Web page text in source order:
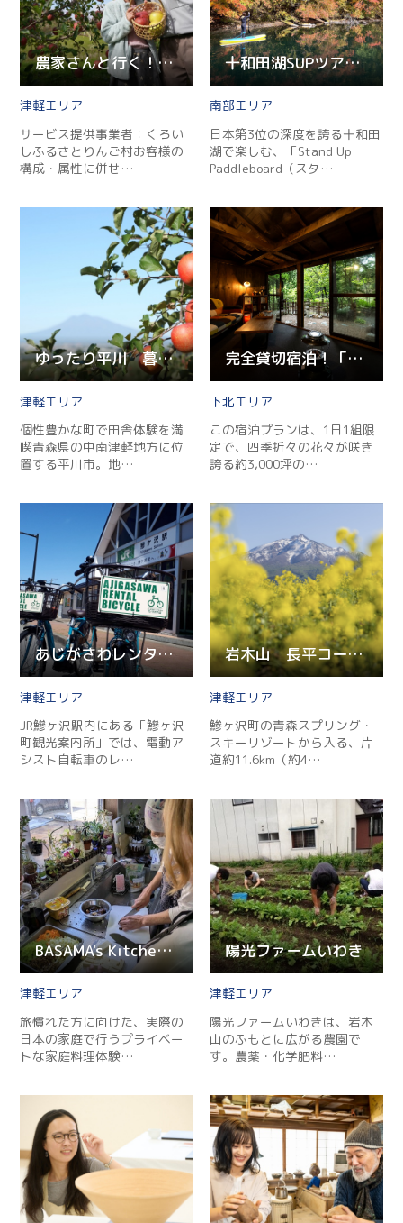
農家さんと行く！りんご収穫体験とオリジナルりんごジャム作り…
津軽
サービス提供事業者：くろい
しふるさとりんご村お客様の
構成・属性に併せ…
十和田湖SUPツアー・紅葉SUPツアー
南部
日本第3位の深度を誇る十和田
湖で楽しむ、「Stand Up
Paddleboard（スタ…
ゆったり平川 暮らし体験
津軽
個性豊かな町で田舎体験を満
喫青森県の中南津軽地方に位
置する平川市。地…
完全貸切宿泊！「おおま宿坊 普賢院」での"スロー寺ライフ"プ…
下北
この宿泊プランは、1日1組限
定で、四季折々の花々が咲き
誇る約3,000坪の…
あじがさわレンタサイクル
津軽
JR鰺ヶ沢駅内にある「鰺ヶ沢
町観光案内所」では、電動ア
シスト自転車のレ…
岩木山 長平コース登山道
津軽
鯵ヶ沢町の青森スプリング・
スキーリゾートから入る、片
道約11.6km（約4…
BASAMA's Kitchen – 郷土料理体験
津軽
旅慣れた方に向けた、実際の
日本の家庭で行うプライベー
トな家庭料理体験…
陽光ファームいわき
津軽
陽光ファームいわきは、岩木
山のふもとに広がる農園で
す。農薬・化学肥料…
Twitter
Facebook
Copy URL